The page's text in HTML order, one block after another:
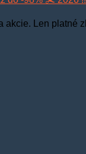
akcie. Len platné